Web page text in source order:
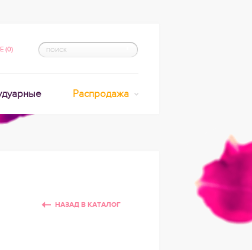
(0)
Распродажа
НАЗАД В КАТАЛОГ